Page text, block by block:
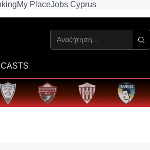
My PlaceJobs Cyprus